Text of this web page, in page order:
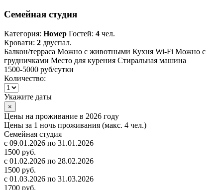
Семейная студия
Категория: Номер Гостей: 4 чел.
Кровати: 2 двуспал.
Балкон/терраса Можно с животными Кухня Wi-Fi Можно с
грудничками Место для курения Стиральная машина
1500-5000 руб/сутки
Количество:
Укажите даты
×
Цены на проживание в 2026 году
Цены за 1 ночь проживания (макс. 4 чел.)
Семейная студия
с 09.01.2026 по 31.01.2026
1500 руб.
с 01.02.2026 по 28.02.2026
1500 руб.
с 01.03.2026 по 31.03.2026
1700 руб.